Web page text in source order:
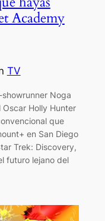
Academy
TV
Noga
Holly Hunter
que
en San Diego
Trek: Discovery,
futuro lejano del